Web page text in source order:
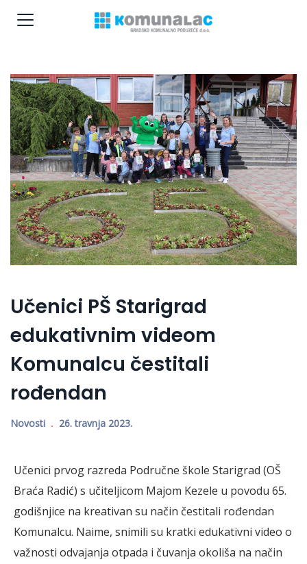
Učenici PŠ Starigrad
edukativnim videom
Komunalcu čestitali
rođendan
Novosti 26. travnja 2023.
Učenici prvog razreda Područne škole Starigrad (OŠ
Braća Radić) s učiteljicom Majom Kezele u povodu 65.
godišnjice na kreativan su način čestitali rođendan
Komunalcu. Naime, snimili su kratki edukativni video o
važnosti odvajanja otpada i čuvanja okoliša na način